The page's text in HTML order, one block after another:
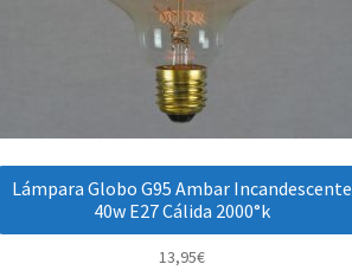
Lámpara Globo G95 Ambar Incandescente
40w E27 Cálida 2000°k
13,95€